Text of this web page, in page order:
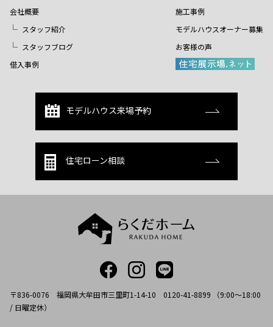
会社概要
スタッフ紹介
スタッフブログ
借入事例
施工事例
モデルハウスオーナー募集
お客様の声
モデルハウス来場予約
住宅ローン相談
〒836-0076 福岡県大牟田市三里町1-14-10 0120-41-8899 （9:00～18:00
/ 日曜定休）